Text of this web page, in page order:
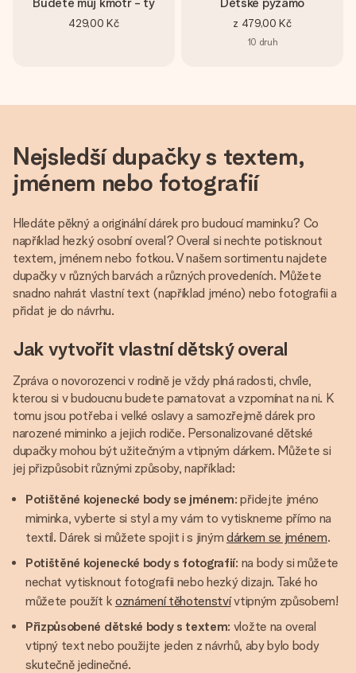
429,00 Kč z 479,00 Kč
10 druh
Nejsledší dupačky s textem,
jménem nebo fotografií
Hledáte pěkný a originální dárek pro budoucí maminku? Co
například hezký osobní overal? Overal si nechte potisknout
textem, jménem nebo fotkou. V našem sortimentu najdete
dupačky v různých barvách a různých provedeních. Můžete
snadno nahrát vlastní text (například jméno) nebo fotografii a
přidat je do návrhu.
Jak vytvořit vlastní dětský overal
Zpráva o novorozenci v rodině je vždy plná radosti, chvíle,
kterou si v budoucnu budete pamatovat a vzpomínat na ni. K
tomu jsou potřeba i velké oslavy a samozřejmě dárek pro
narozené miminko a jejich rodiče. Personalizované dětské
dupačky mohou být užitečným a vtipným dárkem. Můžete si
jej přizpůsobit různými způsoby, například:
Potištěné kojenecké body se jménem: přidejte jméno
miminka, vyberte si styl a my vám to vytiskneme přímo na
textil. Dárek si můžete spojit i s jiným dárkem se jménem.
Potištěné kojenecké body s fotografií: na body si můžete
nechat vytisknout fotografii nebo hezký dizajn. Také ho
můžete použít k oznámení těhotenstvívtipným způsobem!
Přizpůsobené dětské body s textem: vložte na overal
vtipný text nebo použijte jeden z návrhů, aby bylo body
skutečně jedinečné.